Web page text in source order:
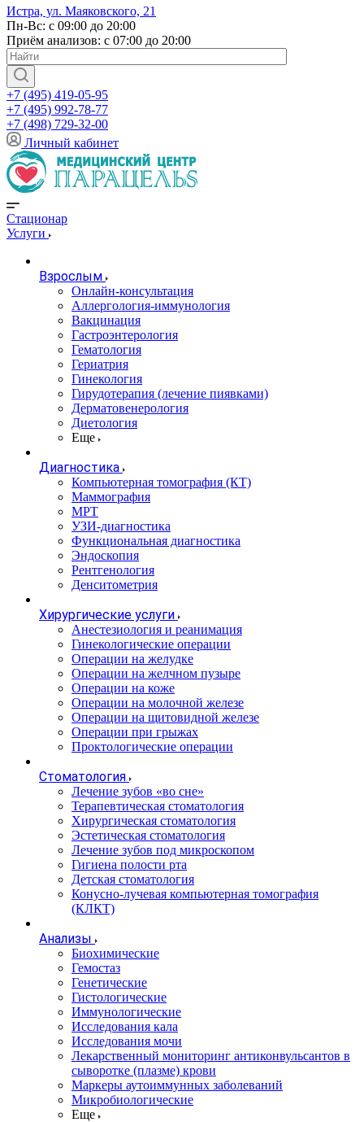
Истра, ул. Маяковского, 21
Пн-Вс: с 09:00 до 20:00
Приём анализов: с 07:00 до 20:00
+7 (495) 419-05-95
+7 (495) 992-78-77
+7 (498) 729-32-00
Личный кабинет
Стационар
Услуги
Взрослым
Онлайн-консультация
Аллергология-иммунология
Вакцинация
Гастроэнтерология
Гематология
Гериатрия
Гинекология
Гирудотерапия (лечение пиявками)
Дерматовенерология
Диетология
Еще
Диагностика
Компьютерная томография (КТ)
Маммография
МРТ
УЗИ-диагностика
Функциональная диагностика
Эндоскопия
Рентгенология
Денситометрия
Хирургические услуги
Анестезиология и реанимация
Гинекологические операции
Операции на желудке
Операции на желчном пузыре
Операции на коже
Операции на молочной железе
Операции на щитовидной железе
Операции при грыжах
Проктологические операции
Стоматология
Лечение зубов «во сне»
Терапевтическая стоматология
Хирургическая стоматология
Эстетическая стоматология
Лечение зубов под микроскопом
Гигиена полости рта
Детская стоматология
Конусно-лучевая компьютерная томография
(КЛКТ)
Анализы
Биохимические
Гемостаз
Генетические
Гистологические
Иммунологические
Исследования кала
Исследования мочи
Лекарственный мониторинг антиконвульсантов в
сыворотке (плазме) крови
Маркеры аутоиммунных заболеваний
Микробиологические
Еще